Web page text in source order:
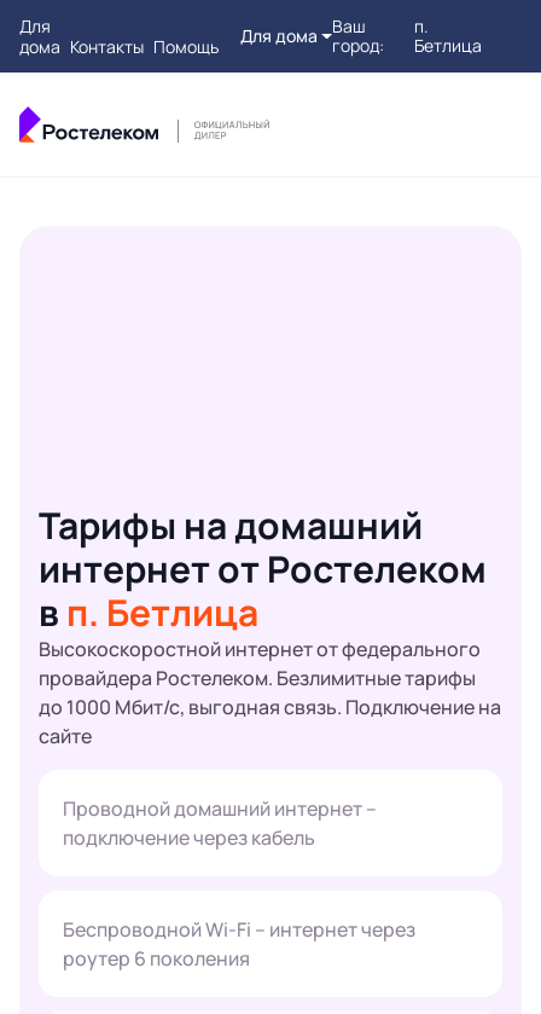
Для
дома Контакты Помощь Для дома
Ваш
город:
п.
Бетлица
Тарифы на домашний
интернет от Ростелеком
в п. Бетлица
Высокоскоростной интернет от федерального
провайдера Ростелеком. Безлимитные тарифы
до 1000 Мбит/с, выгодная связь. Подключение на
сайте
Проводной домашний интернет –
подключение через кабель
Беспроводной Wi-Fi – интернет через
роутер 6 поколения